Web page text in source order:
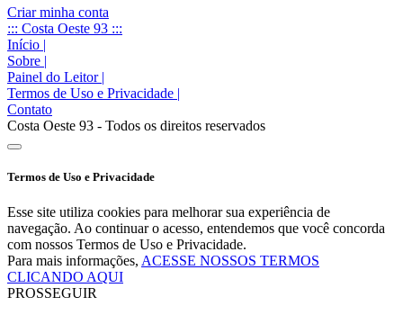
Criar minha conta
::: Costa Oeste 93 :::
Início |
Sobre |
Painel do Leitor |
Termos de Uso e Privacidade |
Contato
Costa Oeste 93 - Todos os direitos reservados
Termos de Uso e Privacidade
Esse site utiliza cookies para melhorar sua experiência de
navegação. Ao continuar o acesso, entendemos que você concorda
com nossos Termos de Uso e Privacidade.
Para mais informações, ACESSE NOSSOS TERMOS
CLICANDO AQUI
PROSSEGUIR